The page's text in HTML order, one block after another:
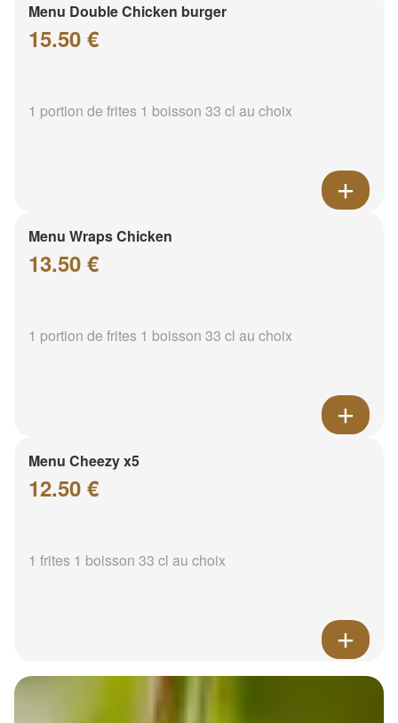
Menu Double Chicken burger
15.50 €
1 portion de frites 1 boisson 33 cl au choix
Menu Wraps Chicken
13.50 €
1 portion de frites 1 boisson 33 cl au choix
Menu Cheezy x5
12.50 €
1 frites 1 boisson 33 cl au choix